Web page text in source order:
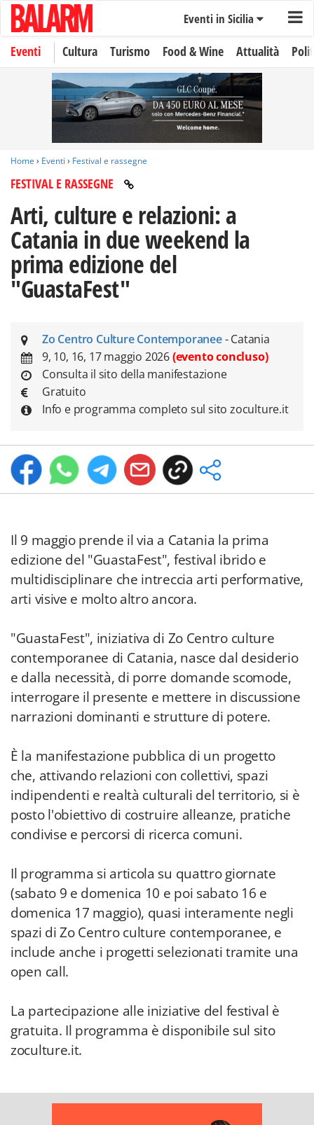
Eventi in Sicilia
Eventi Cultura Turismo Food & Wine Attualità
Home › Eventi › Festival e rassegne
FESTIVAL E RASSEGNE
Arti, culture e relazioni: a
Catania in due weekend la
prima edizione del
"GuastaFest"
Zo Centro Culture Contemporanee- Catania
9, 10, 16, 17 maggio 2026(evento concluso)
Consulta il sito della manifestazione
Gratuito
Info e programma completo sul sito zoculture.it
Il 9 maggio prende il via a Catania la prima
edizione del "GuastaFest", festival ibrido e
multidisciplinare che intreccia arti performative,
arti visive e molto altro ancora.
"GuastaFest", iniziativa di Zo Centro culture
contemporanee di Catania, nasce dal desiderio
e dalla necessità, di porre domande scomode,
interrogare il presente e mettere in discussione
narrazioni dominanti e strutture di potere.
È la manifestazione pubblica di un progetto
che, attivando relazioni con collettivi, spazi
indipendenti e realtà culturali del territorio, si è
posto l'obiettivo di costruire alleanze, pratiche
condivise e percorsi di ricerca comuni.
Il programma si articola su quattro giornate
(sabato 9 e domenica 10 e poi sabato 16 e
domenica 17 maggio), quasi interamente negli
spazi di Zo Centro culture contemporanee, e
include anche i progetti selezionati tramite una
open call.
La partecipazione alle iniziative del festival è
gratuita. Il programma è disponibile sul sito
zoculture.it.